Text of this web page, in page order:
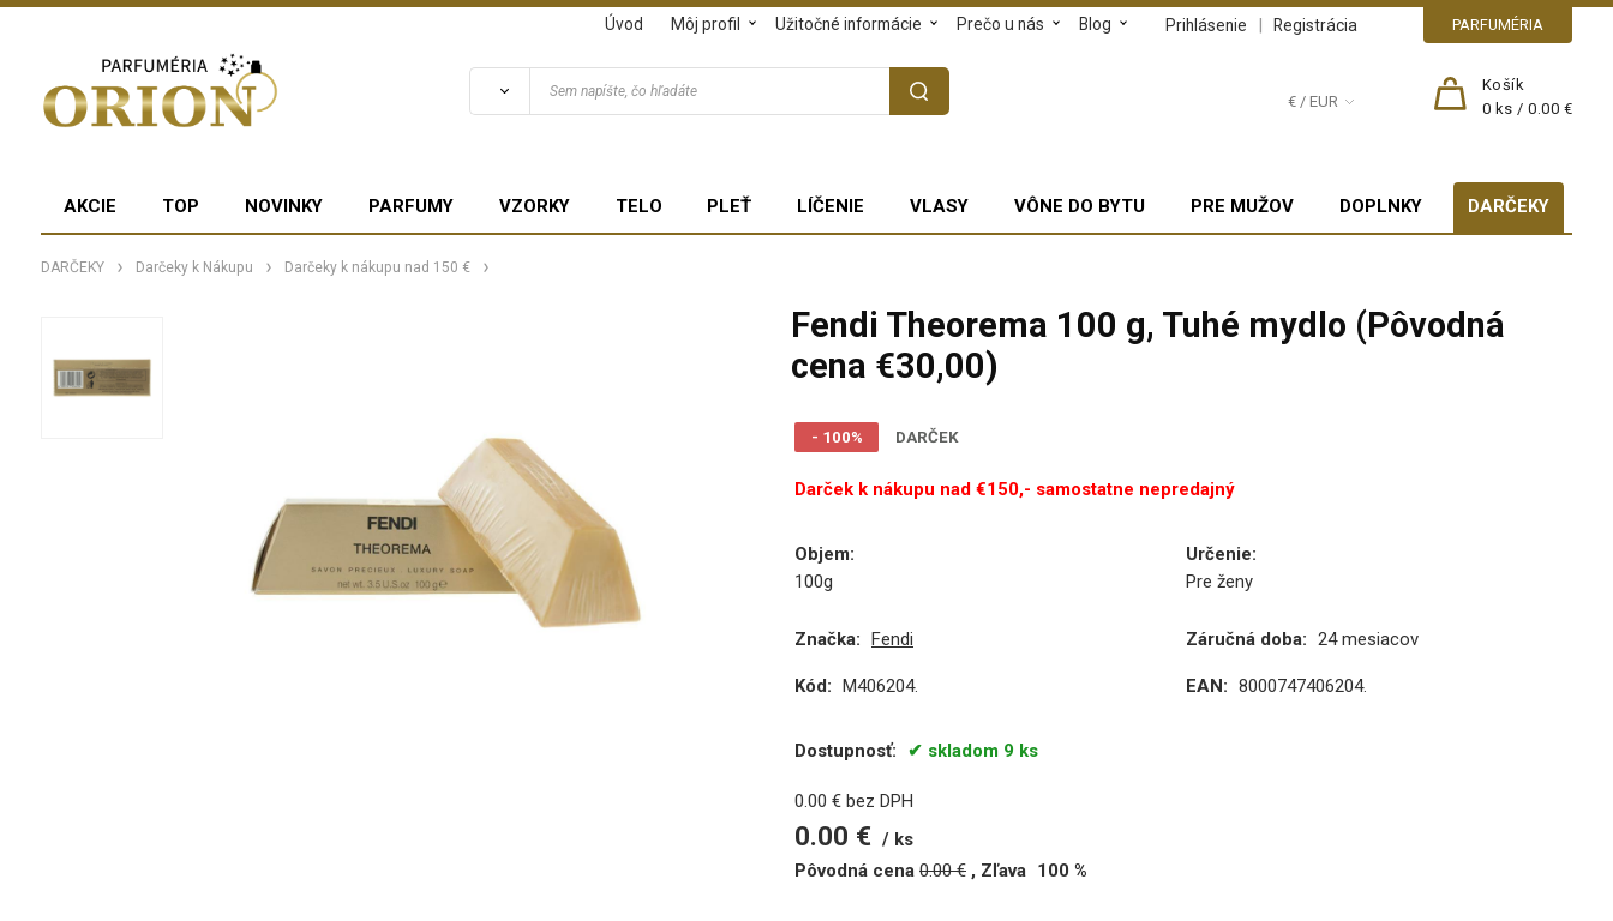
PARFUMÉRIA
Prihlásenie | Registrácia
Úvod Môj profil Užitočné informácie Prečo u nás Blog
€ / EUR
Košík
0 ks /0.00 €
AKCIE TOP NOVINKY PARFUMY VZORKY TELO PLEŤ LÍČENIE VLASY VÔNE DO BYTU PRE MUŽOV DOPLNKY DARČEKY
DARČEKY Darčeky k Nákupu Darčeky k nákupu nad 150 €
Fendi Theorema 100 g, Tuhé mydlo (Pôvodná
cena €30,00)
- 100% DARČEK
Darček k nákupu nad €150,- samostatne nepredajný
Objem:
100g
Určenie:
Pre ženy
Značka: Fendi Záručná doba: 24 mesiacov
Kód: M406204. EAN: 8000747406204.
Dostupnosť: skladom 9 ks
0.00 € bez DPH
0.00 €
ks
Pôvodná cena 0.00€ Zľava 100 %